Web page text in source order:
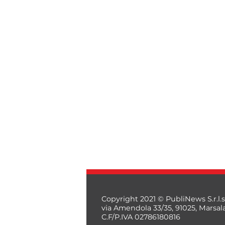
Copyright 2021 © PubliNews
via Amendola 33/35, 91025,
C.F/P.IVA 02786180816